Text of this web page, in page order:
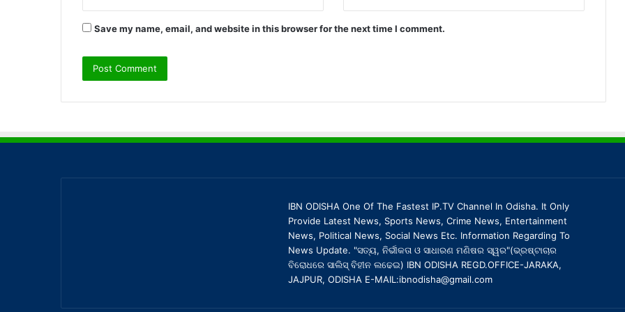
Save my name, email, and website in this browser for the next time I comment.
IBN ODISHA One Of The Fastest IP.TV Channel In Odisha. It Only
Provide Latest News, Sports News, Crime News, Entertainment
News, Political News, Social News Etc. Information Regarding To
News Update. "ସତ୍ୟ, ନିର୍ଭୀକତା ଓ ସାଧାରଣ ମଣିଷର ସ୍ୱର"(ଭ୍ରଷ୍ଟାଚାର
ବିରୋଧରେ ସାଲିସ୍ ବିହୀନ ଲଢେଇ) IBN ODISHA REGD.OFFICE-JARAKA,
JAJPUR, ODISHA E-MAIL:ibnodisha@gmail.com